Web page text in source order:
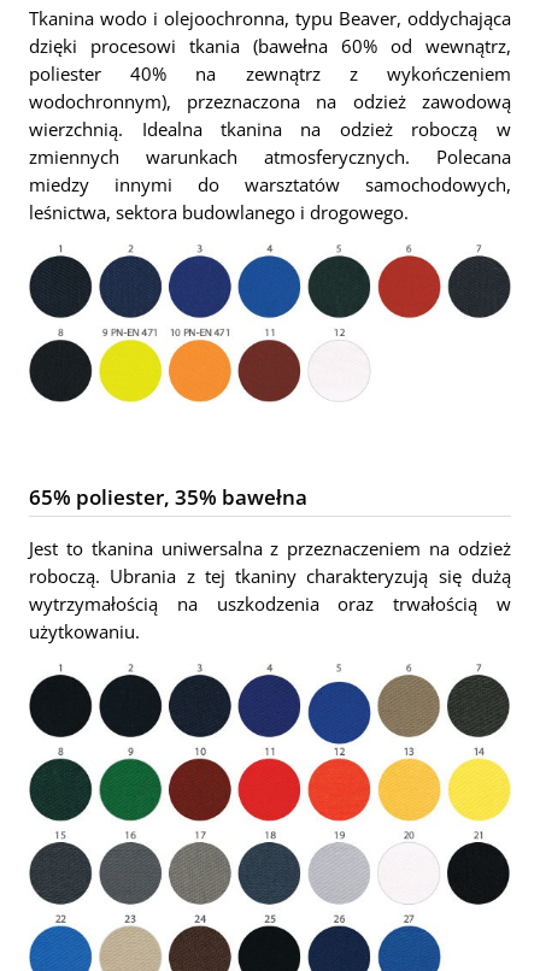
Tkanina wodo i olejoochronna, typu Beaver, oddychająca
dzięki procesowi tkania (bawełna 60% od wewnątrz,
poliester 40% na zewnątrz z wykończeniem
wodochronnym), przeznaczona na odzież zawodową
wierzchnią. Idealna tkanina na odzież roboczą w
zmiennych warunkach atmosferycznych. Polecana
miedzy innymi do warsztatów samochodowych,
leśnictwa, sektora budowlanego i drogowego.
65% poliester, 35% bawełna
Jest to tkanina uniwersalna z przeznaczeniem na odzież
roboczą. Ubrania z tej tkaniny charakteryzują się dużą
wytrzymałością na uszkodzenia oraz trwałością w
użytkowaniu.